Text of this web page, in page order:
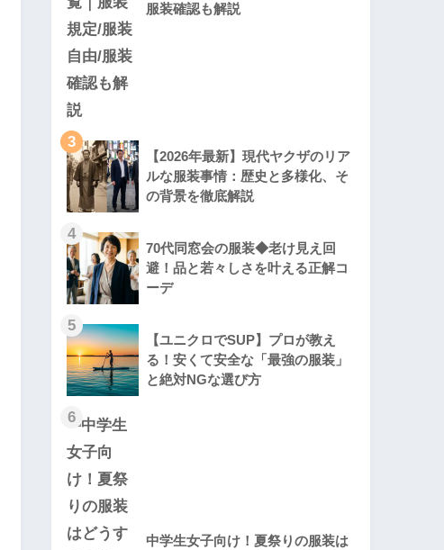
服装確認も解説
3
【2026年最新】現代ヤクザのリア
ルな服装事情：歴史と多様化、そ
の背景を徹底解説
4
70代同窓会の服装◆老け見え回
避！品と若々しさを叶える正解コ
ーデ
5
【ユニクロでSUP】プロが教え
る！安くて安全な「最強の服装」
と絶対NGな選び方
6
中学生女子向け！夏祭りの服装は